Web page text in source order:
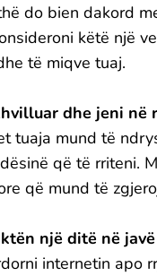
do bien dakord
këtë një
të miqve tuaj.
dhe jeni në
tuaja mund të
që të rriteni.
që mund të
një ditë në
internetin apo